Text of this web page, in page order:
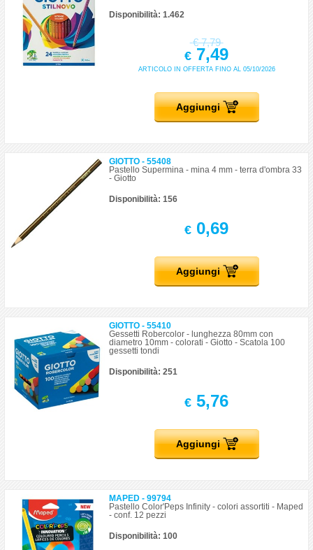
Disponibilità: 1.462
€7,79
€ 7,49
ARTICOLO IN OFFERTA FINO AL 05/10/2026
Aggiungi
GIOTTO - 55408
Pastello Supermina - mina 4 mm - terra d'ombra 33
- Giotto
Disponibilità: 156
€ 0,69
Aggiungi
GIOTTO - 55410
Gessetti Robercolor - lunghezza 80mm con
diametro 10mm - colorati - Giotto - Scatola 100
gessetti tondi
Disponibilità: 251
€ 5,76
Aggiungi
MAPED - 99794
Pastello Color'Peps Infinity - colori assortiti - Maped
- conf. 12 pezzi
Disponibilità: 100